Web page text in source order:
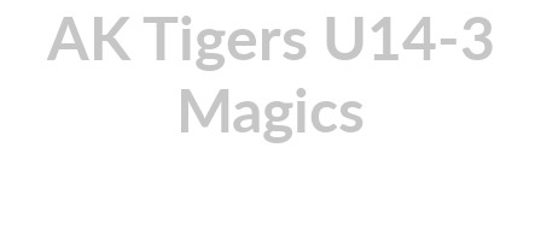
AK Tigers U14-3
Magics